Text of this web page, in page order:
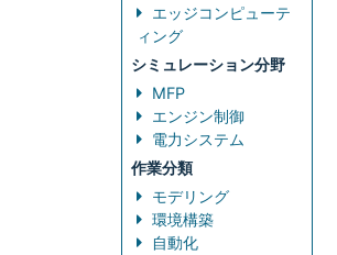
エッジコンピューテ
ィング
シミュレーション分野
MFP
エンジン制御
電力システム
作業分類
モデリング
環境構築
自動化